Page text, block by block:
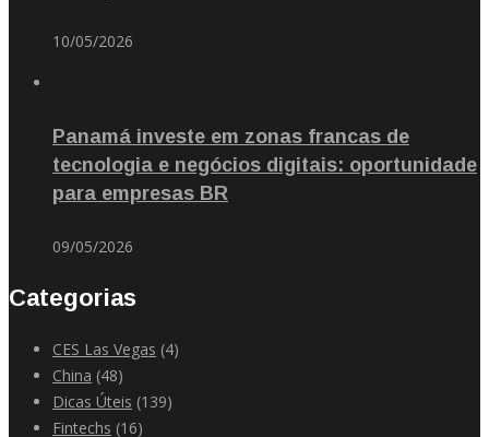
10/05/2026
Panamá investe em zonas francas de
tecnologia e negócios digitais: oportunidade
para empresas BR
09/05/2026
Categorias
CES Las Vegas (4)
China (48)
Dicas Úteis (139)
Fintechs (16)